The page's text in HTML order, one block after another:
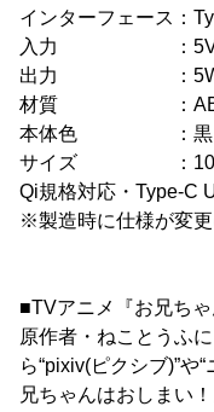
インターフェース：
入力 ：5V／2A
出力 ：5W／
材質 ：
本体色 ：黒
サイズ ：
Qi規格対応・Type-C
※製造時に仕様が変更
■TVアニメ『お兄ちゃ
原作者・ねことうふ
ら“pixiv(ピクシブ)”や
兄ちゃんはおしまい